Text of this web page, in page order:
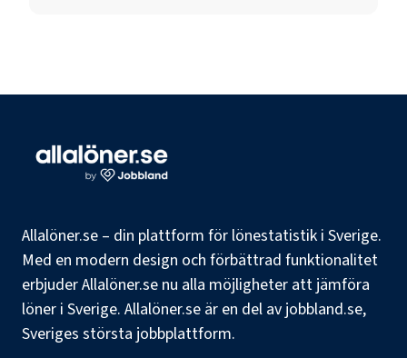
Allalöner.se – din plattform för lönestatistik i Sverige.
Med en modern design och förbättrad funktionalitet
erbjuder Allalöner.se nu alla möjligheter att jämföra
löner i Sverige. Allalöner.se är en del av jobbland.se,
Sveriges största jobbplattform.